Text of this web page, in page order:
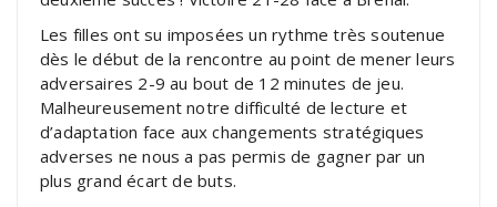
Les filles ont su imposées un rythme très soutenue
dès le début de la rencontre au point de mener leurs
adversaires 2-9 au bout de 12 minutes de jeu.
Malheureusement notre difficulté de lecture et
d’adaptation face aux changements stratégiques
adverses ne nous a pas permis de gagner par un
plus grand écart de buts.